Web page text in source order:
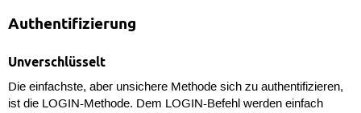
Authentifizierung
Unverschlüsselt
Die einfachste, aber unsichere Methode sich zu authentifizieren,
ist die LOGIN-Methode. Dem LOGIN-Befehl werden einfach